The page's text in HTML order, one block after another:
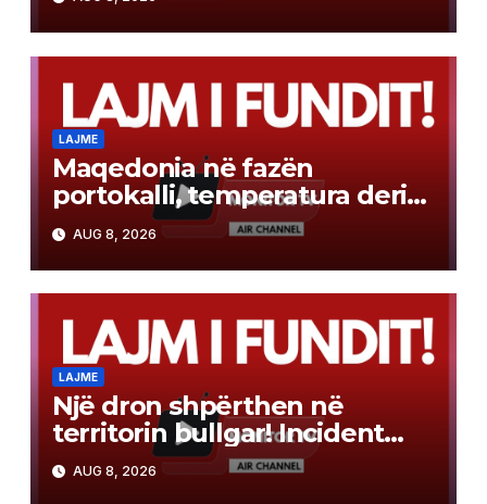
LAJME
Maqedonia në fazën
portokalli, temperatura deri
në 40°C, ISHP me
rekomandime për mbrojtje
shëndetësore
AUG 8, 2026
LAJME
Një dron shpërthen në
territorin bullgar! Incident
pranë gazsjellësit trans-
ballkanik, autoritetet hetojnë
AUG 8, 2026